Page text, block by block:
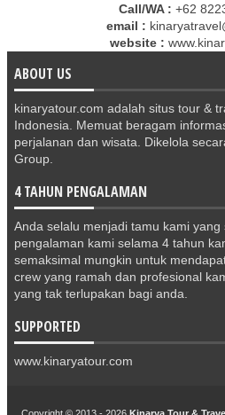
Call/WA : +62
email :
website :
ABOUT US
kinaryatour.com adalah situs tour &
Indonesia. Memuat beragam
perjalanan dan wisata. Dikelola
Group.
4 TAHUN PENGALAMAN
Anda selalu menjadi tamu kami yang
pengalaman kami selama 4 tahun
semaksimal mungkin untuk
crew yang ramah dan profesional
yang tak terlupakan bagi anda.
SUPPORTED
www.kinaryatour.com